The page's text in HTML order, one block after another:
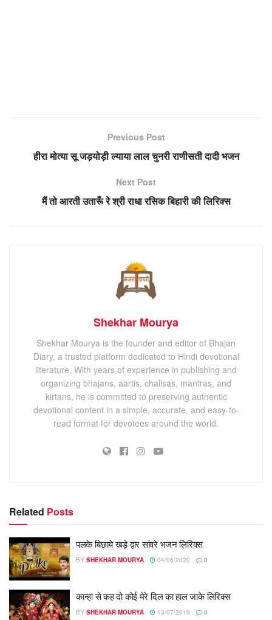
Previous Post
हीरा मोत्या सू जड़योड़ी ल्याया लाल चुनरी राणीसती दादी भजन
Next Post
मैं तो आरती उतारूँ रे श्री राधा रसिक बिहारी की लिरिक्स
Shekhar Mourya
Shekhar Mourya is the founder and editor of Bhajan
Diary, a trusted platform dedicated to Hindi devotional
literature. With years of experience in publishing and
organizing bhajans, aartis, chalisas, mantras, and
kirtans, he is committed to preserving authentic
devotional content in a simple, accurate, and easy-to-
read format for devotees around the world.
Related Posts
पलके बिछाये खड़े द्वार सांवरे भजन लिरिक्स
BY SHEKHAR MOURYA 04/06/2020 0
कान्हा से कह दो कोई मेरे दिल का हाल जाके लिरिक्स
BY SHEKHAR MOURYA 13/07/2019 0